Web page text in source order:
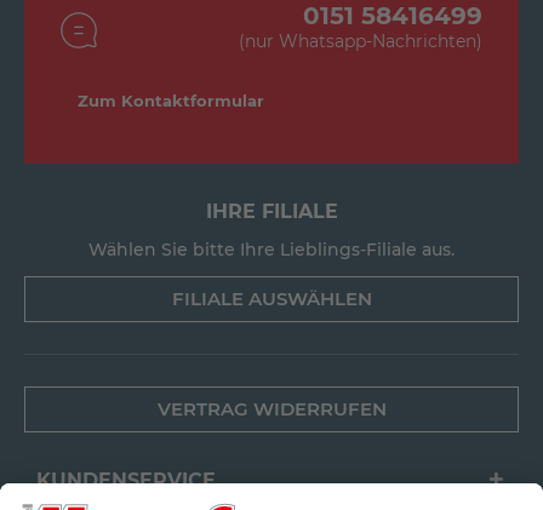
0151 58416499
(nur Whatsapp-Nachrichten)
Zum Kontaktformular
IHRE FILIALE
Wählen Sie bitte Ihre Lieblings-Filiale aus.
FILIALE AUSWÄHLEN
VERTRAG WIDERRUFEN
KUNDENSERVICE